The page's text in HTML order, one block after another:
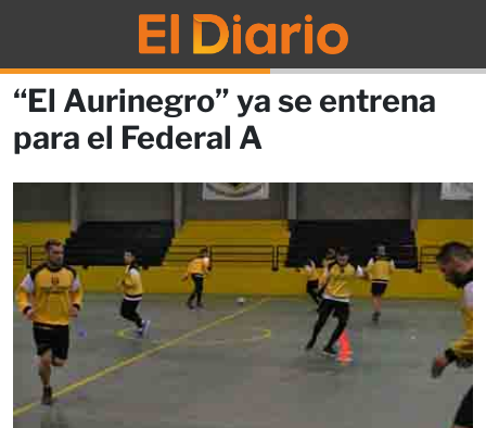
“El Aurinegro” ya se entrena
para el Federal A